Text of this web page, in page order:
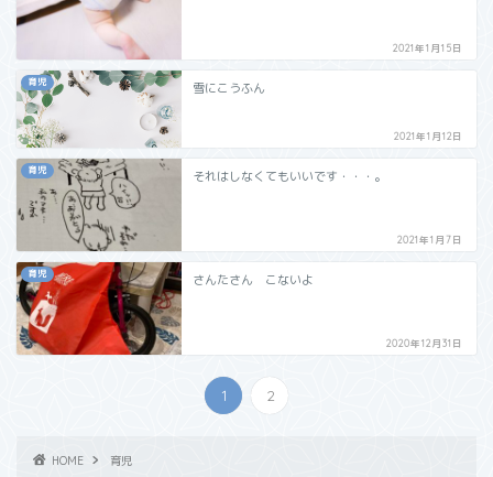
2021年1月15日
育児 雪にこうふん
2021年1月12日
育児 それはしなくてもいいです・・・。
2021年1月7日
育児 さんたさん こないよ
2020年12月31日
1 2
HOME 育児